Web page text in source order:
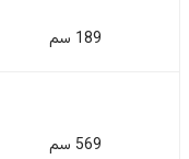
189 سم
569 سم